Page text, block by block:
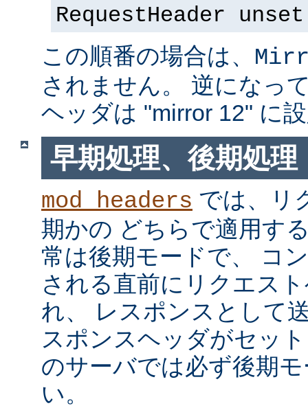
RequestHeader
この順番の場合は、
されません。 逆になっ
ヘッダは "mirror 12" に
早期処理、後期処理
mod_headers では、リ
期かの どちらで適用す
常は後期モードで、 コ
される直前にリクエス
れ、 レスポンスとして
スポンスヘッダがセッ
のサーバでは必ず後期
い。